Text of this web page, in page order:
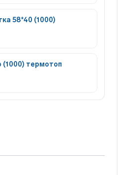
58*40 (1000)
(1000) термотоп